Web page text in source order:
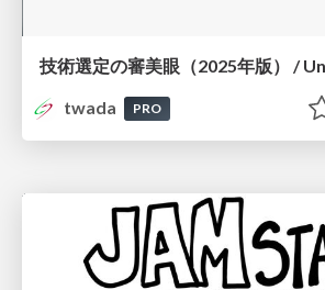
twada
PRO